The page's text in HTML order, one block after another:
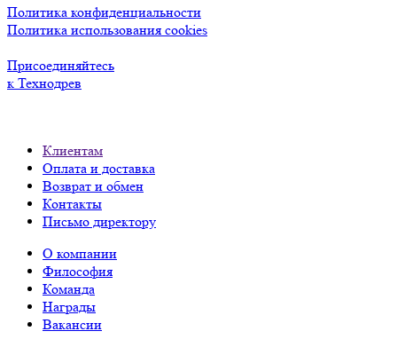
Политика конфиденциальности
Политика использования cookies
Присоединяйтесь
к Технодрев
Клиентам
Оплата и доставка
Возврат и обмен
Контакты
Письмо директору
О компании
Философия
Команда
Награды
Вакансии